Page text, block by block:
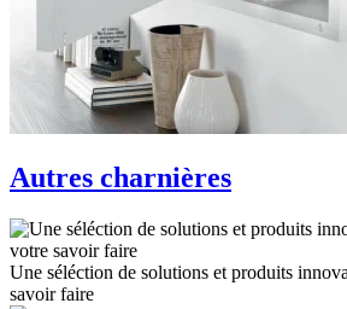
Autres charnières
Une séléction de solutions et produits
savoir faire